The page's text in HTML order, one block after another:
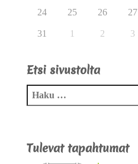
24 25 26 27
31 1 2 3
Etsi sivustolta
Tulevat tapahtumat